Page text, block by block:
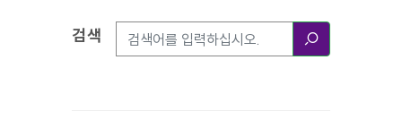
검색옵션
검색